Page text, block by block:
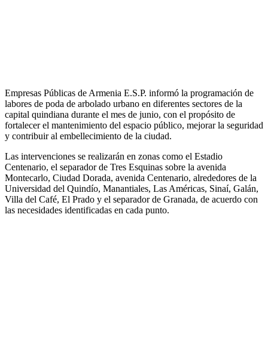
Empresas Públicas de Armenia E.S.P. informó la programación de
labores de poda de arbolado urbano en diferentes sectores de la
capital quindiana durante el mes de junio, con el propósito de
fortalecer el mantenimiento del espacio público, mejorar la seguridad
y contribuir al embellecimiento de la ciudad.
Las intervenciones se realizarán en zonas como el Estadio
Centenario, el separador de Tres Esquinas sobre la avenida
Montecarlo, Ciudad Dorada, avenida Centenario, alrededores de la
Universidad del Quindío, Manantiales, Las Américas, Sinaí, Galán,
Villa del Café, El Prado y el separador de Granada, de acuerdo con
las necesidades identificadas en cada punto.